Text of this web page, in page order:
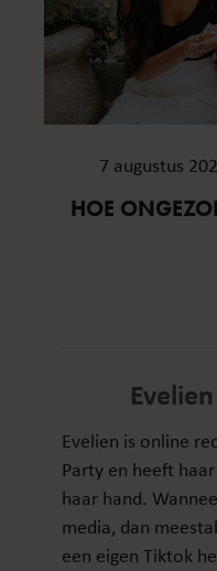
7 augustus
HOE
Evelien is online
Party en heeft
haar hand.
media, dan
een eigen Tiktok